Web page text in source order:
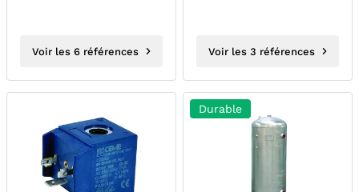
Voir les 6 références Voir les 3 références
Durable